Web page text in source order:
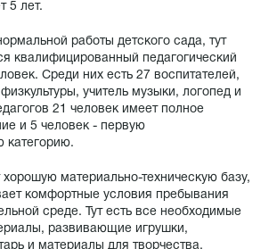
5 лет.
работы детского сада, тут
квалифицированный педагогический
Среди них есть 27 воспитателей,
учитель музыки, логопед и
21 человек имеет полное
и 5 человек - первую
категорию.
материально-техническую базу,
комфортные условия пребывания
среде. Тут есть все необходимые
развивающие игрушки,
и материалы для творчества.